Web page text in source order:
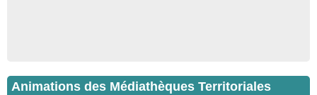
Animations des Médiathèques Territoriales